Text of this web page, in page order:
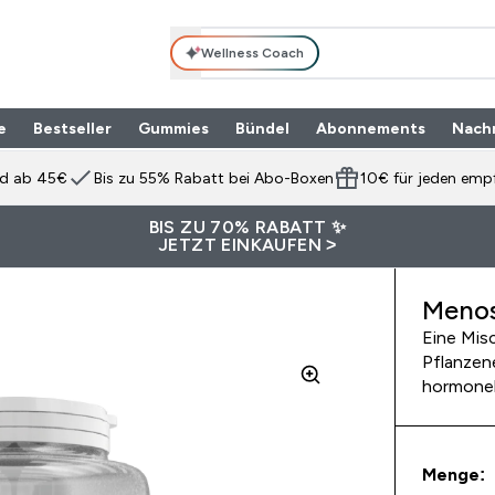
Wellness Coach
Enter Produktpalette submenu
⌄ Bestseller Gummies Bündel Abonnements
ab 45€ Bis zu 55% Rabatt bei Abo-Boxen 10€ für jeden
BIS ZU 70% RABATT ✨
JETZT EINKAUFEN >
Eine
Menge: